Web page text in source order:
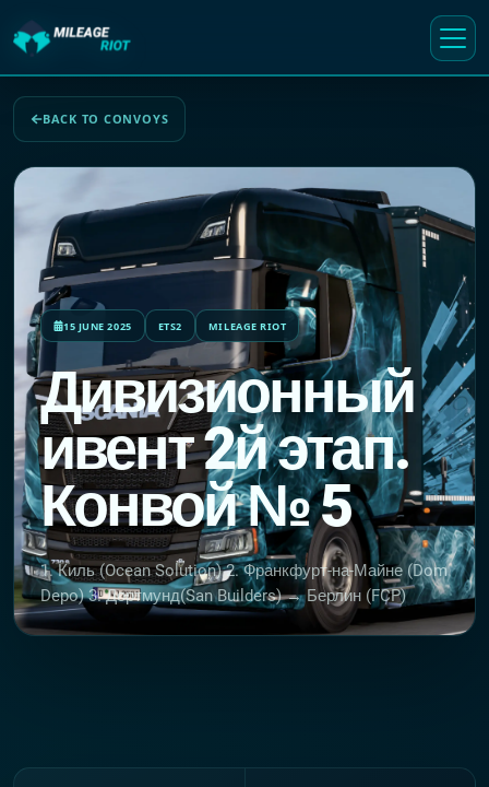
BACK TO CONVOYS
15 JUNE 2025 ETS2 MILEAGE RIOT
Дивизионный
ивент 2й этап.
Конвой № 5
1. Киль (Ocean Solution) 2. Франкфурт-на-Майне (Dom
Depo) 3. Дортмунд(San Builders) → Берлин (FCP)